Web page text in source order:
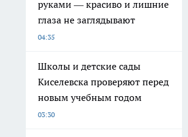
руками — красиво и лишние
глаза не заглядывают
04:35
Школы и детские сады
Киселевска проверяют перед
новым учебным годом
03:30